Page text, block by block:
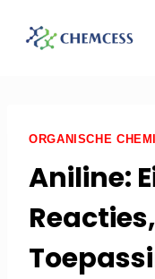
ORGANISCHE
Aniline: